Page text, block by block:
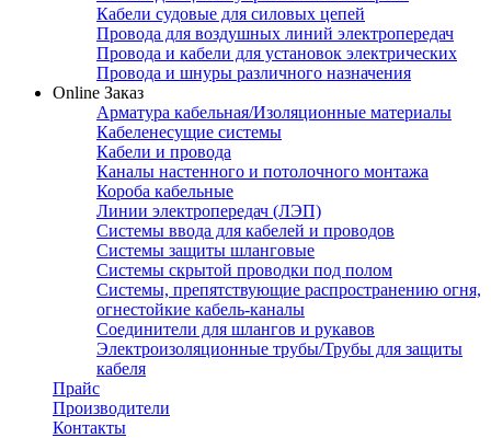
Кабели судовые для силовых цепей
Провода для воздушных линий электропередач
Провода и кабели для установок электрических
Провода и шнуры различного назначения
Online Заказ
Арматура кабельная/Изоляционные материалы
Кабеленесущие системы
Кабели и провода
Каналы настенного и потолочного монтажа
Короба кабельные
Линии электропередач (ЛЭП)
Системы ввода для кабелей и проводов
Системы защиты шланговые
Системы скрытой проводки под полом
Системы, препятствующие распространению огня,
огнестойкие кабель-каналы
Соединители для шлангов и рукавов
Электроизоляционные трубы/Трубы для защиты
кабеля
Прайс
Производители
Контакты